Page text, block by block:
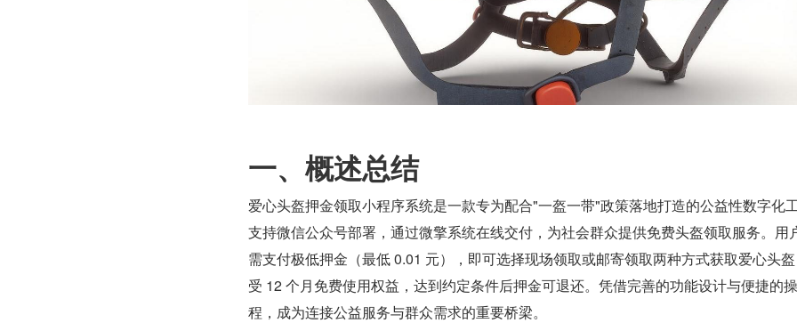
一、概述总结
爱心头盔押金领取小程序系统是一款专为配合"一盔一带"政策落地打造的公益性数字化
支持微信公众号部署，通过微擎系统在线交付，为社会群众提供免费头盔领取服务。用
需支付极低押金（最低 0.01 元），即可选择现场领取或邮寄领取两种方式获取爱心头
受 12 个月免费使用权益，达到约定条件后押金可退还。凭借完善的功能设计与便捷的
程，成为连接公益服务与群众需求的重要桥梁。